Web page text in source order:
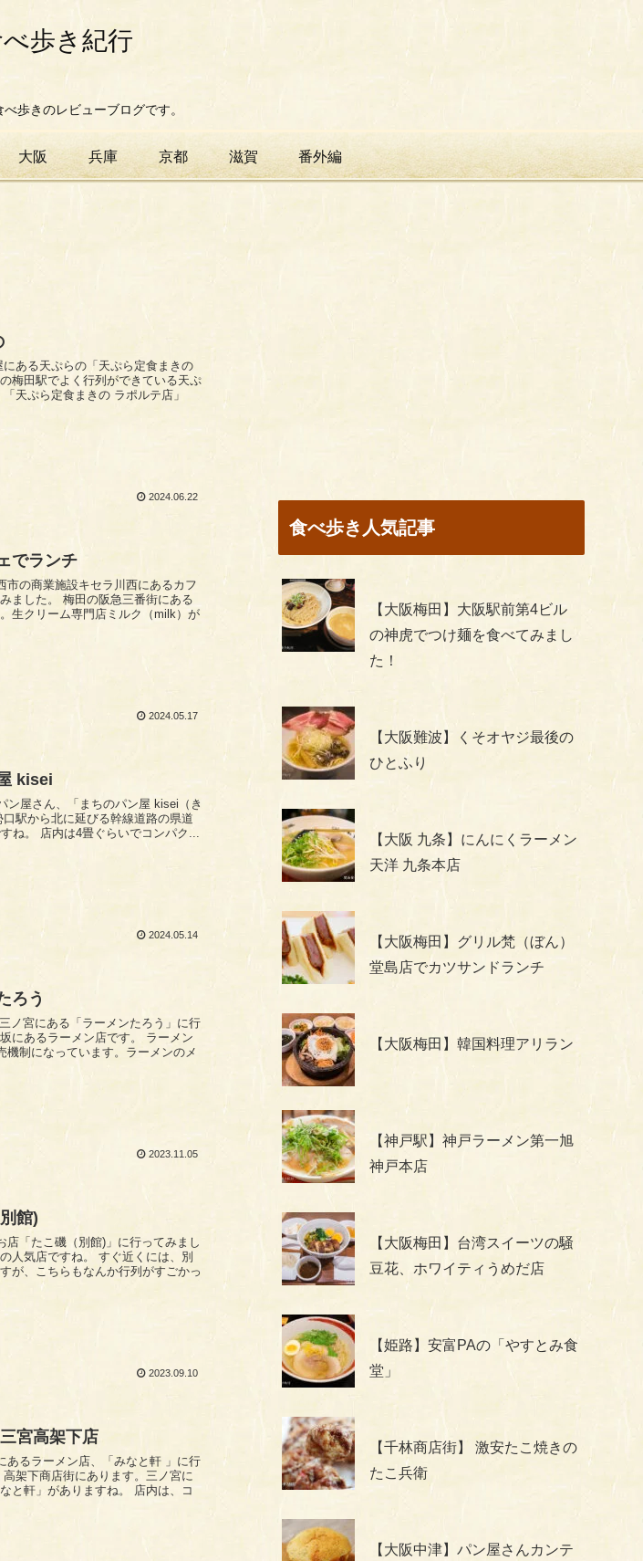
歩き紀行
歩きのレビューブログです。
大阪 兵庫 京都 滋賀 番外編
梅田駅でよく行列ができている天ぷ
2024.06.22
でランチ
急三番街にある
生クリーム専門店ミルク（milk）が
2024.05.17
kisei
12号沿いにあります。駐車場はないですね。 店内は4畳ぐらいでコンパク...
2024.05.14
ろう
ラーメン店です。 ラーメン
2023.11.05
館)
ね。 すぐ近くには、別
が、こちらもなんか行列がすごかっ
2023.09.10
宮高架下店
がありますね。 店内は、コ
食べ歩き人気記事
【大阪梅田】大阪駅前第4ビル
の神虎でつけ麺を食べてみまし
た！
【大阪難波】くそオヤジ最後の
ひとふり
【大阪 九条】にんにくラーメン
天洋 九条本店
【大阪梅田】グリル梵（ぼん）
堂島店でカツサンドランチ
【大阪梅田】韓国料理アリラン
【神戸駅】神戸ラーメン第一旭
神戸本店
【大阪梅田】台湾スイーツの騒
豆花、ホワイティうめだ店
【姫路】安富PAの「やすとみ食
堂」
【千林商店街】 激安たこ焼きの
たこ兵衛
【大阪中津】パン屋さんカンテ